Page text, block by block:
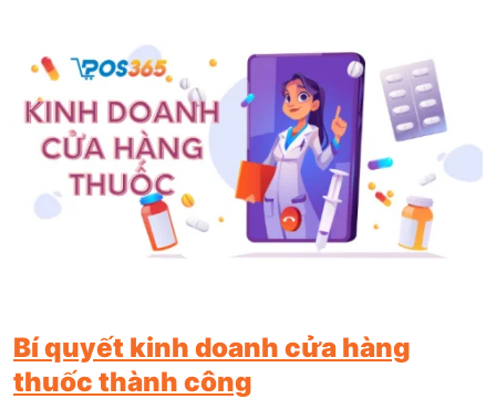
Bí quyết kinh doanh cửa hàng
thuốc thành công